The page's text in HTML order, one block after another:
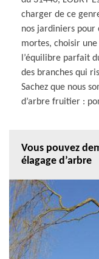
charger de ce
nos jardiniers pour
mortes, choisir
l’équilibre parfait
des branches qui
Sachez que nous
d’arbre fruitier :
Vous pouvez
élagage d’arbre